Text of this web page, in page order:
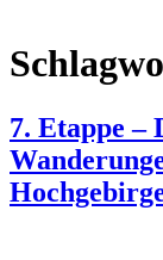
7. Etappe